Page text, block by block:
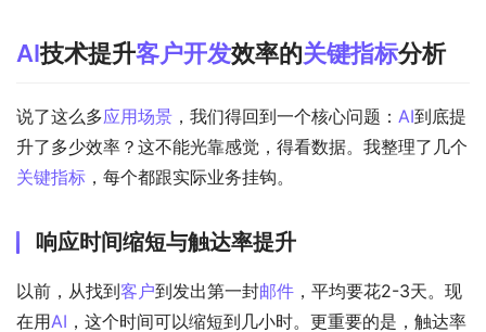
AI技术提升客户开发效率的关键指标分析
说了这么多应用场景 ，我们得回到一个核心问题： AI到底提
升了多少效率？这不能光靠感觉，得看数据。我整理了几个
关键指标 ，每个都跟实际业务挂钩。
响应时间缩短与触达率提升
以前，从找到客户到发出第一封邮件 ，平均要花2-3天。现
在用AI ，这个时间可以缩短到几小时。更重要的是，触达率